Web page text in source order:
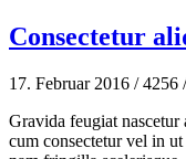
Consectetur
17. Februar 2016 / 4256 /
Gravida feugiat nascetur
cum consectetur vel in